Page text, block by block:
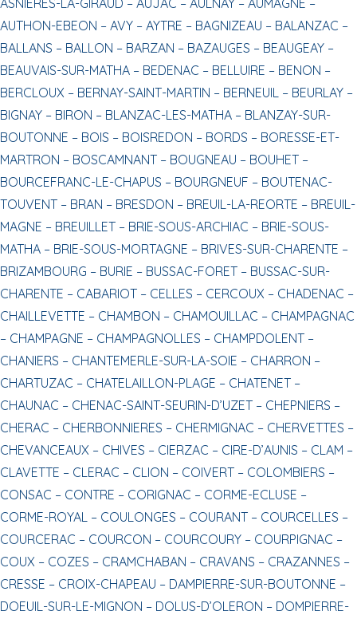
AUTHON-EBEON – AVY – AYTRE – BAGNIZEAU – BALANZAC –
BALLANS – BALLON – BARZAN – BAZAUGES – BEAUGEAY –
BEAUVAIS-SUR-MATHA – BEDENAC – BELLUIRE – BENON –
BERCLOUX – BERNAY-SAINT-MARTIN – BERNEUIL – BEURLAY –
BIGNAY – BIRON – BLANZAC-LES-MATHA – BLANZAY-SUR-
BOUTONNE – BOIS – BOISREDON – BORDS – BORESSE-ET-
MARTRON – BOSCAMNANT – BOUGNEAU – BOUHET –
BOURCEFRANC-LE-CHAPUS – BOURGNEUF – BOUTENAC-
TOUVENT – BRAN – BRESDON – BREUIL-LA-REORTE – BREUIL-
MAGNE – BREUILLET – BRIE-SOUS-ARCHIAC – BRIE-SOUS-
MATHA – BRIE-SOUS-MORTAGNE – BRIVES-SUR-CHARENTE –
BRIZAMBOURG – BURIE – BUSSAC-FORET – BUSSAC-SUR-
CHARENTE – CABARIOT – CELLES – CERCOUX – CHADENAC –
CHAILLEVETTE – CHAMBON – CHAMOUILLAC – CHAMPAGNAC
– CHAMPAGNE – CHAMPAGNOLLES – CHAMPDOLENT –
CHANIERS – CHANTEMERLE-SUR-LA-SOIE – CHARRON –
CHARTUZAC – CHATELAILLON-PLAGE – CHATENET –
CHAUNAC – CHENAC-SAINT-SEURIN-D’UZET – CHEPNIERS –
CHERAC – CHERBONNIERES – CHERMIGNAC – CHERVETTES –
CHEVANCEAUX – CHIVES – CIERZAC – CIRE-D’AUNIS – CLAM –
CLAVETTE – CLERAC – CLION – COIVERT – COLOMBIERS –
CONSAC – CONTRE – CORIGNAC – CORME-ECLUSE –
CORME-ROYAL – COULONGES – COURANT – COURCELLES –
COURCERAC – COURCON – COURCOURY – COURPIGNAC –
COUX – COZES – CRAMCHABAN – CRAVANS – CRAZANNES –
CRESSE – CROIX-CHAPEAU – DAMPIERRE-SUR-BOUTONNE –
DOEUIL-SUR-LE-MIGNON – DOLUS-D’OLERON – DOMPIERRE-